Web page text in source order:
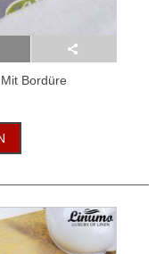
Bordüre